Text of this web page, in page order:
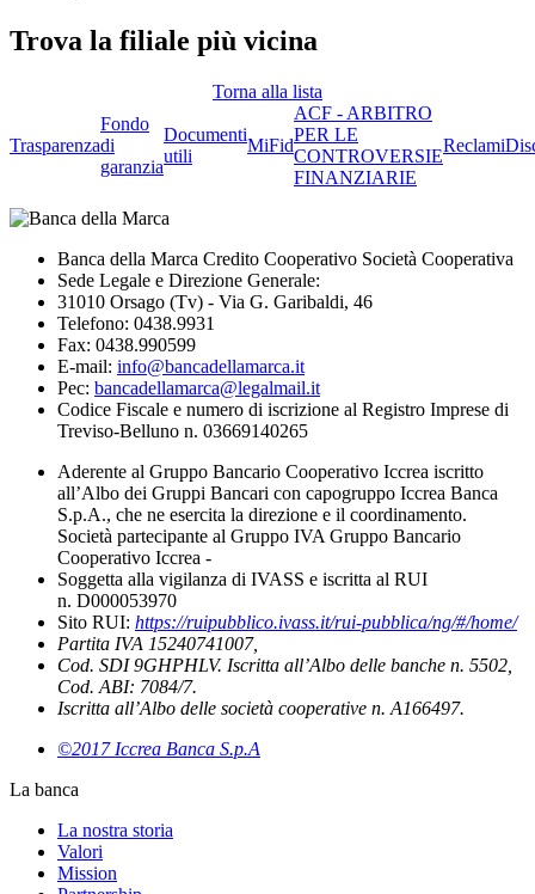
Trova la filiale più vicina
Torna alla lista
Trasparenza
Fondo
di
garanzia
Documenti
utili
MiFid
ACF - ARBITRO
PER LE
CONTROVERSIE
FINANZIARIE
Reclami
Banca della Marca Credito Cooperativo Società Cooperativa
Sede Legale e Direzione Generale:
31010 Orsago (Tv) - Via G. Garibaldi, 46
Telefono: 0438.9931
Fax: 0438.990599
E-mail: info@bancadellamarca.it
Pec: bancadellamarca@legalmail.it
Codice Fiscale e numero di iscrizione al Registro Imprese di
Treviso-Belluno n. 03669140265
Aderente al Gruppo Bancario Cooperativo Iccrea iscritto
all’Albo dei Gruppi Bancari con capogruppo Iccrea Banca
S.p.A., che ne esercita la direzione e il coordinamento.
Società partecipante al Gruppo IVA Gruppo Bancario
Cooperativo Iccrea -
Soggetta alla vigilanza di IVASS e iscritta al RUI
n. D000053970
Sito RUI: https://ruipubblico.ivass.it/rui-pubblica/ng/#/home/
Partita IVA 15240741007,
Cod. SDI 9GHPHLV. Iscritta all’Albo delle banche n. 5502,
Cod. ABI: 7084/7.
Iscritta all’Albo delle società cooperative n. A166497.
©2017 Iccrea Banca S.p.A
La banca
La nostra storia
Valori
Mission